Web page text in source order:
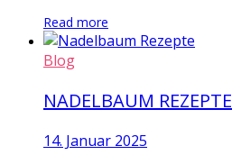
Read more
Blog
NADELBAUM REZEPTE
14. Januar 2025